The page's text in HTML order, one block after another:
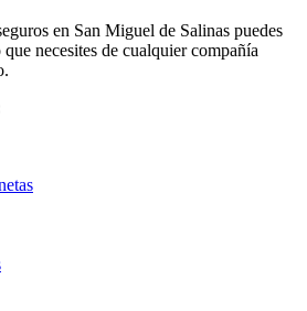
en San Miguel de Salinas puedes
necesites de cualquier compañía